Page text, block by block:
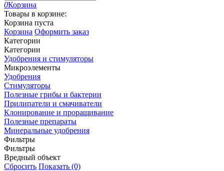
0Корзина
Товары в корзине:
Корзина пуста
Корзина Оформить заказ
Категории
Категории
Удобрения и стимуляторы
Микроэлементы
Удобрения
Стимуляторы
Полезные грибы и бактерии
Прилипатели и смачиватели
Клонирование и проращивание
Полезные препараты
Минеральные удобрения
Фильтры
Фильтры
Вредный объект
Сбросить Показать (0)